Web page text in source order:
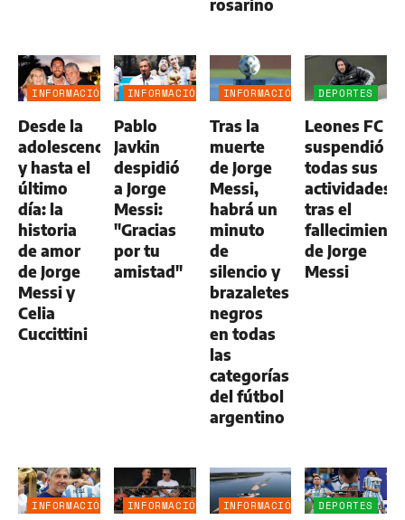
rosarino
INFORMACIÓN
Desde la
adolescencia
y hasta el
último
día: la
historia
de amor
de Jorge
Messi y
Celia
Cuccittini
INFORMACIÓN
Pablo
Javkin
despidió
a Jorge
Messi:
"Gracias
por tu
amistad"
INFORMACIÓN
Tras la
muerte
de Jorge
Messi,
habrá un
minuto
de
silencio y
brazaletes
negros
en todas
las
categorías
del fútbol
argentino
DEPORTES
Leones FC
suspendió
todas sus
actividades
tras el
fallecimiento
de Jorge
Messi
INFORMACIÓN
INFORMACIÓN
INFORMACIÓN
DEPORTES